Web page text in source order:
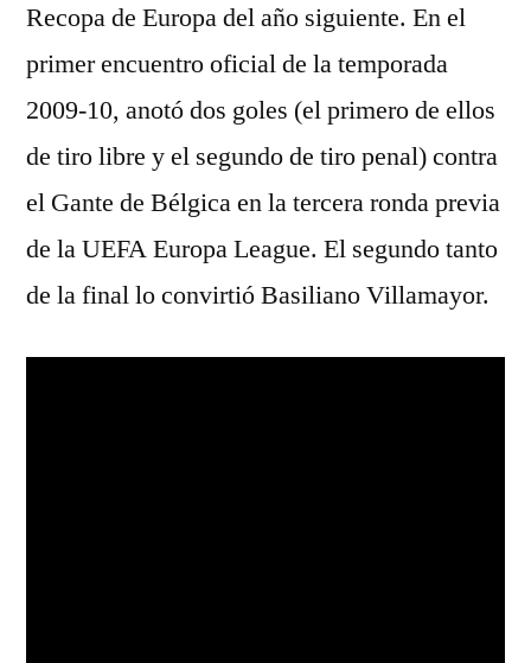
Recopa de Europa del año siguiente. En el
primer encuentro oficial de la temporada
2009-10, anotó dos goles (el primero de ellos
de tiro libre y el segundo de tiro penal) contra
el Gante de Bélgica en la tercera ronda previa
de la UEFA Europa League. El segundo tanto
de la final lo convirtió Basiliano Villamayor.